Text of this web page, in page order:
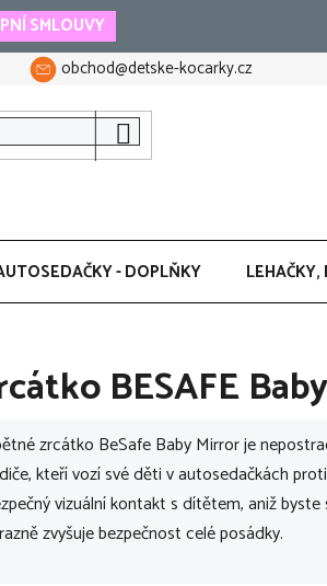
SMLOUVY
obchod@detske-kocarky.cz
- DOPLŇKY
BESAFE
zrcátko BeSafe Baby Mirror je
kteří vozí své děti v autosedačkách
vizuální kontakt s dítětem, aniž
zvyšuje bezpečnost celé posádky.